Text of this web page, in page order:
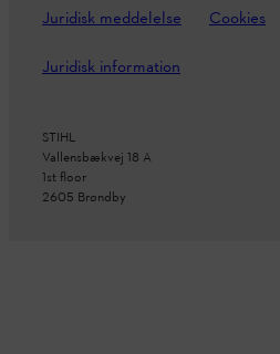
Juridisk meddelelse Cookies
Juridisk information
STIHL
Vallensbækvej 18 A
1st floor
2605 Brøndby